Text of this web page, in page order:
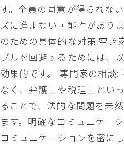
す。全員の同意が得られな
ズに進まない可能性があり
のための具体的な対策 空き
ブルを回避するためには、
効果的です。 専門家の相談:
なく、弁護士や税理士とい
ることで、法的な問題を未
ます。明確なコミュニケー
コミュニケーションを密に